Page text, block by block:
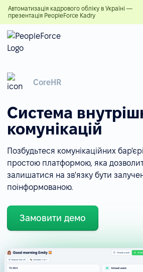
Автоматизація кадрового обліку в Україні —
презентація PeopleForce Kadry
CoreHR
Система
комунікацій
Позбудьтеся комунікаційних
простою платформою, яка
залишатися на зв'язку бути
поінформованою.
Замовити демо